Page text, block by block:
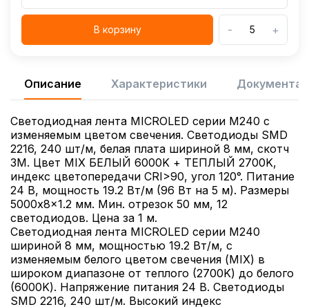
В корзину - +
Описание Характеристики
Светодиодная лента MICROLED серии M240 с
изменяемым цветом свечения. Светодиоды SMD
2216, 240 шт/м, белая плата шириной 8 мм, скотч
3M. Цвет MIX БЕЛЫЙ 6000K + ТЕПЛЫЙ 2700K,
индекс цветопередачи CRI>90, угол 120°. Питание
24 В, мощность 19.2 Вт/м (96 Вт на 5 м). Размеры
5000x8x1.2 мм. Мин. отрезок 50 мм, 12
светодиодов. Цена за 1 м.
Светодиодная лента MICROLED серии M240
шириной 8 мм, мощностью 19.2 Вт/м, с
изменяемым белого цветом свечения (MIX) в
широком диапазоне от теплого (2700K) до белого
(6000K). Напряжение питания 24 В. Светодиоды
SMD 2216, 240 шт/м. Высокий индекс